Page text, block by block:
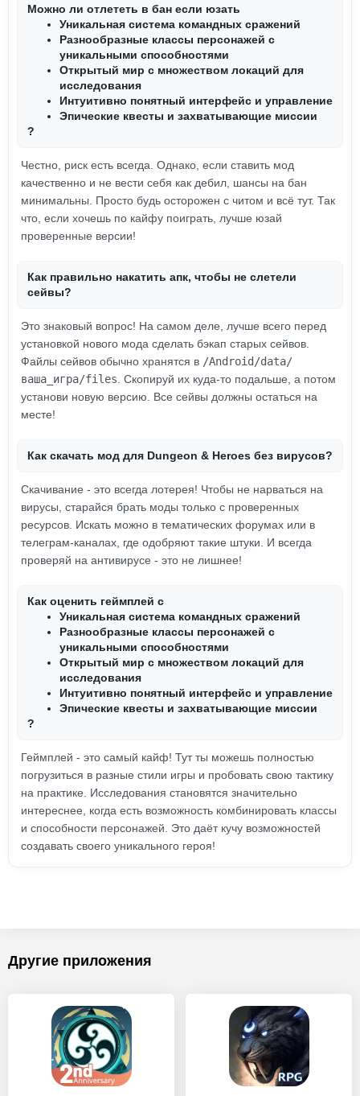
Можно ли отлететь в бан если юзать
Уникальная система командных сражений
Разнообразные классы персонажей с
уникальными способностями
Открытый мир с множеством локаций для
исследования
Интуитивно понятный интерфейс и управление
Эпические квесты и захватывающие миссии
?
Честно, риск есть всегда. Однако, если ставить мод
качественно и не вести себя как дебил, шансы на бан
минимальны. Просто будь осторожен с читом и всё тут. Так
что, если хочешь по кайфу поиграть, лучше юзай
проверенные версии!
Как правильно накатить апк, чтобы не слетели
сейвы?
Это знаковый вопрос! На самом деле, лучше всего перед
установкой нового мода сделать бэкап старых сейвов.
Файлы сейвов обычно хранятся в /Android/data/
ваша_игра/files . Скопируй их куда-то подальше, а потом
установи новую версию. Все сейвы должны остаться на
месте!
Как скачать мод для Dungeon & Heroes без вирусов?
Скачивание - это всегда лотерея! Чтобы не нарваться на
вирусы, старайся брать моды только с проверенных
ресурсов. Искать можно в тематических форумах или в
телеграм-каналах, где одобряют такие штуки. И всегда
проверяй на антивирусе - это не лишнее!
Как оценить геймплей с
Уникальная система командных сражений
Разнообразные классы персонажей с
уникальными способностями
Открытый мир с множеством локаций для
исследования
Интуитивно понятный интерфейс и управление
Эпические квесты и захватывающие миссии
?
Геймплей - это самый кайф! Тут ты можешь полностью
погрузиться в разные стили игры и пробовать свою тактику
на практике. Исследования становятся значительно
интереснее, когда есть возможность комбинировать классы
и способности персонажей. Это даёт кучу возможностей
создавать своего уникального героя!
Другие приложения